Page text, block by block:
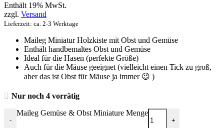
Enthält 19% MwSt.
zzgl. Versand
Lieferzeit: ca. 2-3 Werktage
Maileg Miniatur Holzkiste mit Obst und Gemüse
Enthält handbemaltes Obst und Gemüse
Ideal für die Hasen (perfekte Größe)
Auch für die Mäuse geeignet (vielleicht einen Tick zu groß,
aber das ist Obst für Mäuse ja immer 😉 )
Nur noch 4 vorrätig
-
Maileg Gemüse & Obst Miniature Menge
+